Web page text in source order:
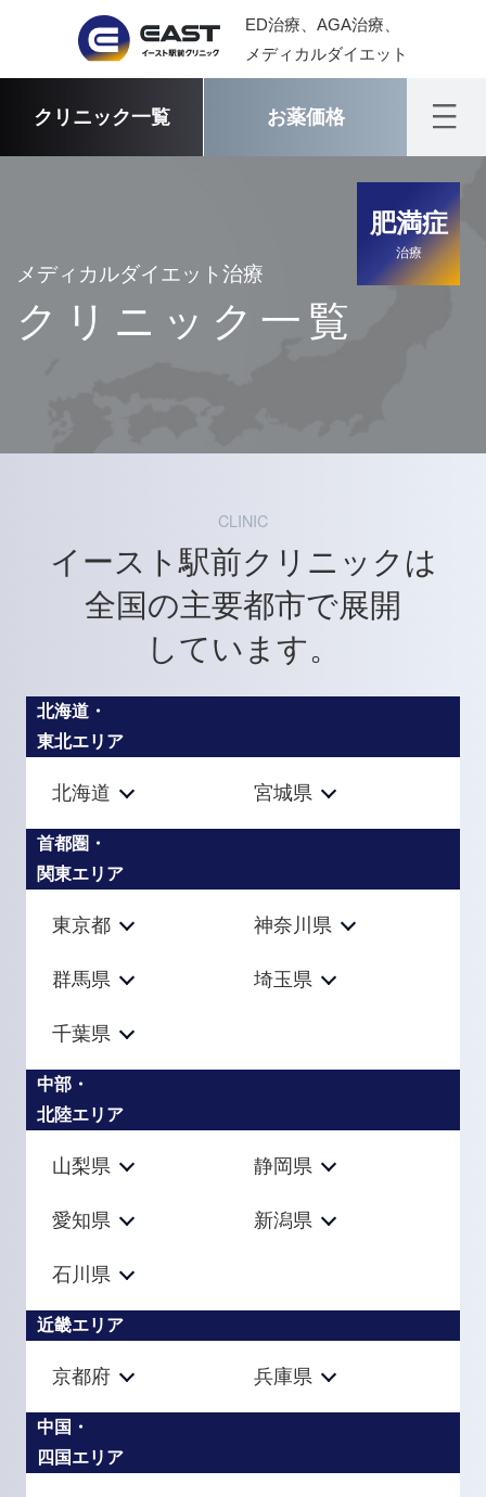
ED治療、AGA治療、
メディカルダイエット
クリニック一覧 お薬価格
肥満症
治療
メディカルダイエット治療
クリニック一覧
CLINIC
イースト駅前クリニックは
全国の主要都市で展開
しています。
北海道・
東北エリア
北海道 宮城県
首都圏・
関東エリア
東京都 神奈川県
群馬県 埼玉県
千葉県
中部・
北陸エリア
山梨県 静岡県
愛知県 新潟県
石川県
近畿エリア
京都府 兵庫県
中国・
四国エリア